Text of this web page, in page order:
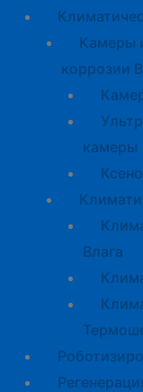
Камеры
коррозии
камеры
Влага